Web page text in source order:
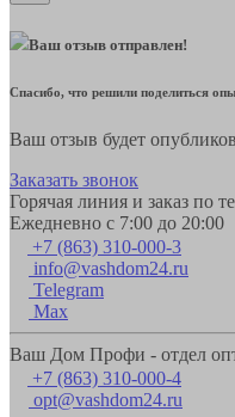
Ваш отзыв отправлен!
Спасибо, что решили поделиться
Ваш отзыв будет
Заказать звонок
Горячая линия и заказ по
Ежедневно с 7:00 до 20:00
+7 (863) 310-000-3
info@vashdom24.ru
Telegram
Max
Ваш Дом Профи - отдел
+7 (863) 310-000-4
opt@vashdom24.ru